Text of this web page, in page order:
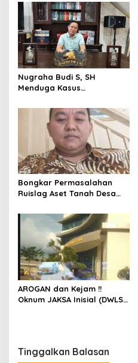
p
o
s
Nugraha Budi S, SH
Menduga Kasus
Penganiayaan Abdul Latif,
Pelaku Dipengaruhi
Narkoba, Tes Urine Mesti
dilakukan Polisi ?
Bongkar Permasalahan
Ruislag Aset Tanah Desa
Pertanyakan Penggantinya
Dimana?
AROGAN dan Kejam !!
Oknum JAKSA Inisial (DWLS)
Tinggalkan Balasan